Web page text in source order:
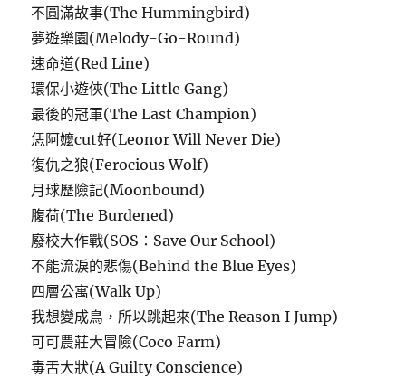
不圓滿故事(The Hummingbird)
夢遊樂園(Melody-Go-Round)
速命道(Red Line)
環保小遊俠(The Little Gang)
最後的冠軍(The Last Champion)
恁阿嬤cut好(Leonor Will Never Die)
復仇之狼(Ferocious Wolf)
月球歷險記(Moonbound)
腹荷(The Burdened)
廢校大作戰(SOS：Save Our School)
不能流淚的悲傷(Behind the Blue Eyes)
四層公寓(Walk Up)
我想變成鳥，所以跳起來(The Reason I Jump)
可可農莊大冒險(Coco Farm)
毒舌大狀(A Guilty Conscience)